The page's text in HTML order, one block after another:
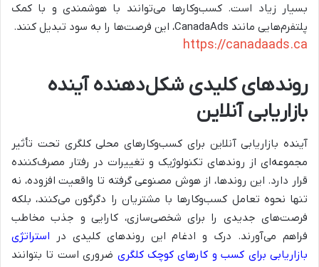
بسیار زیاد است. کسب‌وکارها می‌توانند با هوشمندی و با کمک
پلتفرم‌هایی مانند CanadaAds، این فرصت‌ها را به سود تبدیل کنند.
https://canadaads.ca
روندهای کلیدی شکل‌دهنده آینده
بازاریابی آنلاین
آینده بازاریابی آنلاین برای کسب‌وکارهای محلی کلگری تحت تأثیر
مجموعه‌ای از روندهای تکنولوژیک و تغییرات در رفتار مصرف‌کننده
قرار دارد. این روندها، از هوش مصنوعی گرفته تا واقعیت افزوده، نه
تنها نحوه تعامل کسب‌وکارها با مشتریان را دگرگون می‌کنند، بلکه
فرصت‌های جدیدی را برای شخصی‌سازی، کارایی و جذب مخاطب
فراهم می‌آورند. درک و ادغام این روندهای کلیدی در استراتژی
بازاریابی برای کسب و کارهای کوچک کلگری ضروری است تا بتوانند